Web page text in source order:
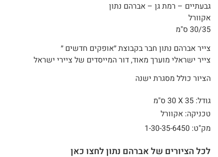
גבעתיים – רמת גן – אברהם נתון
אקוורל
30/35 ס"מ
צייר אברהם נתון חבר בקבוצת ״אופקים חדשים ״
צייר ישראלי מוערך מאוד, דור המייסדים של ציירי ישראל
הציור כולל מסגרת ישנה
גודל: 35 X
30 ס"מ
טכניקה: אקוורל
מק"ט: 1-30-35-6450
לכל הציורים של אברהם נתון לחצו כאן